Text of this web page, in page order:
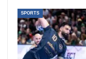
SPORTS